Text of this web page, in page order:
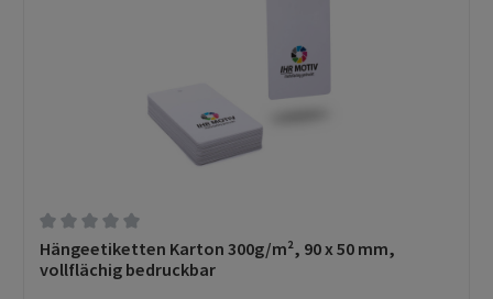
Durchschnittliche Bewertung von 0 von 5 Sternen
Hängeetiketten Karton 300g/m², 90 x 50 mm,
vollflächig bedruckbar